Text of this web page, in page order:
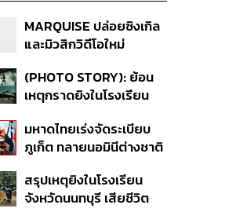
MARQUISE ปล่อยซิงเกิล
และมิวสิกวิดีโอใหม่
สัมพันธ์สุด Toxic
(PHOTO STORY): ย้อน
เหตุกราดยิงในโรงเรียน
นักเรียน
มหาดไทยเร่งจัดระเบียบ
ภูเก็ต ทลายนอมินีต่างชาติ
ที่ดิน เคลียร์ใบอนุญาต
โรงแรมค้าง 7 ปี
สรุปเหตุยิงในโรงเรียน
จังหวัดนนทบุรี เสียชีวิต